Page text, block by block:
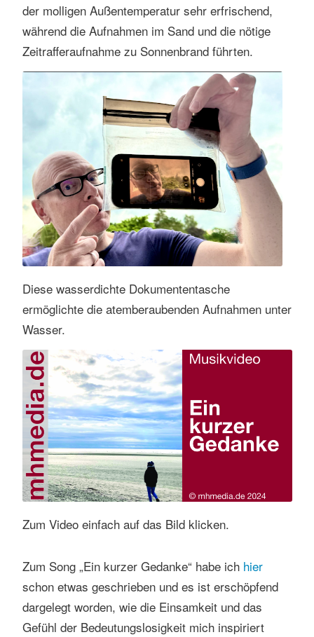
der molligen Außentemperatur sehr erfrischend,
während die Aufnahmen im Sand und die nötige
Zeitrafferaufnahme zu Sonnenbrand führten.
Diese wasserdichte Dokumententasche
ermöglichte die atemberaubenden Aufnahmen unter
Wasser.
Zum Video einfach auf das Bild klicken.
Zum Song „Ein kurzer Gedanke“ habe ich hier
schon etwas geschrieben und es ist erschöpfend
dargelegt worden, wie die Einsamkeit und das
Gefühl der Bedeutungslosigkeit mich inspiriert